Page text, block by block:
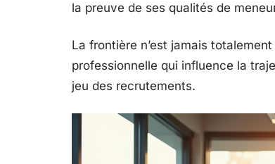
la preuve de ses qualités de
La frontière n’est jamais
professionnelle qui influence la
jeu des recrutements.